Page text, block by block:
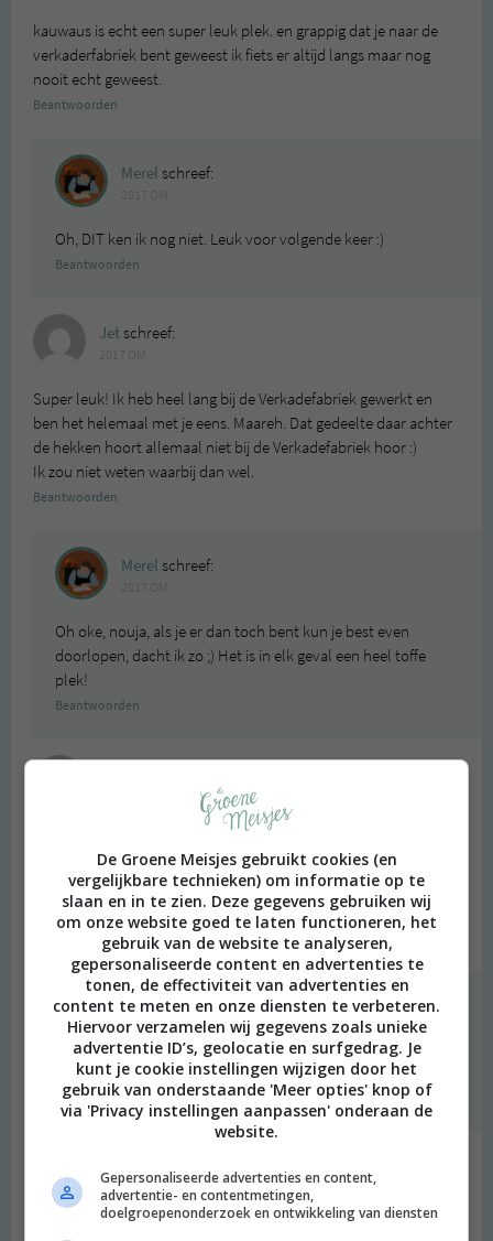
kauwaus is echt een super leuk plek. en grappig dat je naar de
verkaderfabriek bent geweest ik fiets er altijd langs maar nog
nooit echt geweest.
Beantwoorden
Merel schreef:
Oh, DIT ken ik nog niet. Leuk voor volgende keer :)
Beantwoorden
Jetschreef:
Super leuk! Ik heb heel lang bij de Verkadefabriek gewerkt en
ben het helemaal met je eens. Maareh. Dat gedeelte daar achter
de hekken hoort allemaal niet bij de Verkadefabriek hoor :)
Ik zou niet weten waarbij dan wel.
Beantwoorden
Merel schreef:
Oh oke, nouja, als je er dan toch bent kun je best even
doorlopen, dacht ik zo ;) Het is in elk geval een heel toffe
plek!
Beantwoorden
met Oerwoud, daar kan je geweldig lekker lunchen (en snoepen)
in een heel fijne sfeer!! En… the-best-Chai-ever daar!!! A MUST
Beantwoorden
Merelschreef:
2017 OM
Oeh, die neem ik volgende keer!
Beantwoorden
schreef:
2017 OM
De Groene Meisjes gebruikt cookies (en
vergelijkbare technieken) om informatie op te
slaan en in te zien. Deze gegevens gebruiken wij
om onze website goed te laten functioneren, het
gebruik van de website te analyseren,
gepersonaliseerde content en advertenties te
tonen, de effectiviteit van advertenties en
content te meten en onze diensten te verbeteren.
Hiervoor verzamelen wij gegevens zoals unieke
advertentie ID’s, geolocatie en surfgedrag. Je
kunt je cookie instellingen wijzigen door het
gebruik van onderstaande 'Meer opties' knop of
via 'Privacy instellingen aanpassen' onderaan de
website.
Gepersonaliseerde advertenties en content,
advertentie- en contentmetingen,
doelgroepenonderzoek en ontwikkeling van diensten